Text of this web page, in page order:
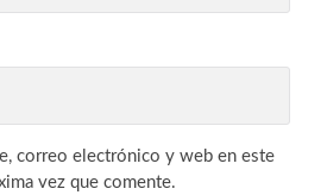
correo electrónico y web en este
vez que comente.